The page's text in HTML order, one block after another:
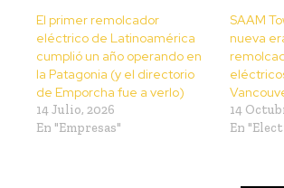
El primer remolcador
eléctrico de Latinoamérica
cumplió un año operando en
la Patagonia (y el directorio
de Emporcha fue a verlo)
14 Julio, 2026
En "Empresas"
SAAM
nueva
14
En